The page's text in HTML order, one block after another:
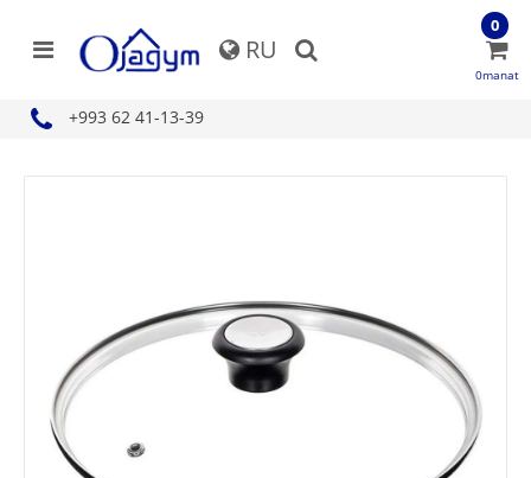
RU
+993 62 41-13-39
0
0manat